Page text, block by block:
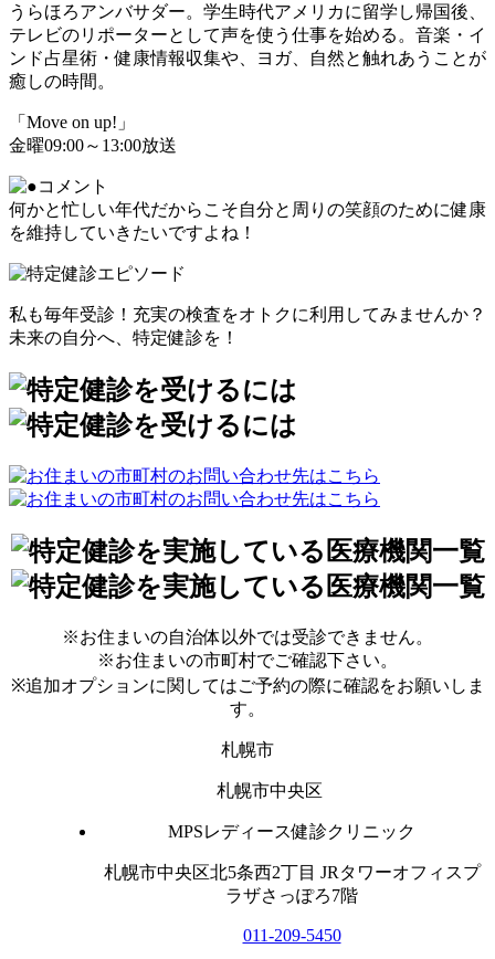
うらほろアンバサダー。学生時代アメリカに留学し帰国後、
テレビのリポーターとして声を使う仕事を始める。音楽・イ
ンド占星術・健康情報収集や、ヨガ、自然と触れあうことが
癒しの時間。
「Move on up!」
金曜09:00～13:00放送
何かと忙しい年代だからこそ自分と周りの笑顔のために健康
を維持していきたいですよね！
私も毎年受診！充実の検査をオトクに利用してみませんか？
未来の自分へ、特定健診を！
※お住まいの自治体以外では受診できません。
※お住まいの市町村でご確認下さい。
※追加オプションに関してはご予約の際に確認をお願いしま
す。
札幌市
札幌市中央区
MPSレディース健診クリニック
札幌市中央区北5条西2丁目 JRタワーオフィスプ
ラザさっぽろ7階
011-209-5450